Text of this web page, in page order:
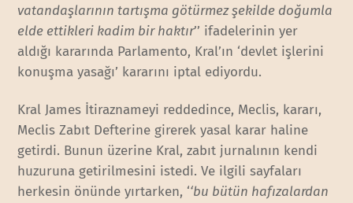
vatandaşlarının tartışma götürmez şekilde doğumla
elde ettikleri kadim bir haktır’’ ifadelerinin yer
aldığı kararında Parlamento, Kral’ın ‘devlet işlerini
konuşma yasağı’ kararını iptal ediyordu.
Kral James İtiraznameyi reddedince, Meclis, kararı,
Meclis Zabıt Defterine girerek yasal karar haline
getirdi. Bunun üzerine Kral, zabıt jurnalının kendi
huzuruna getirilmesini istedi. Ve ilgili sayfaları
herkesin önünde yırtarken, ‘‘bu bütün hafızalardan